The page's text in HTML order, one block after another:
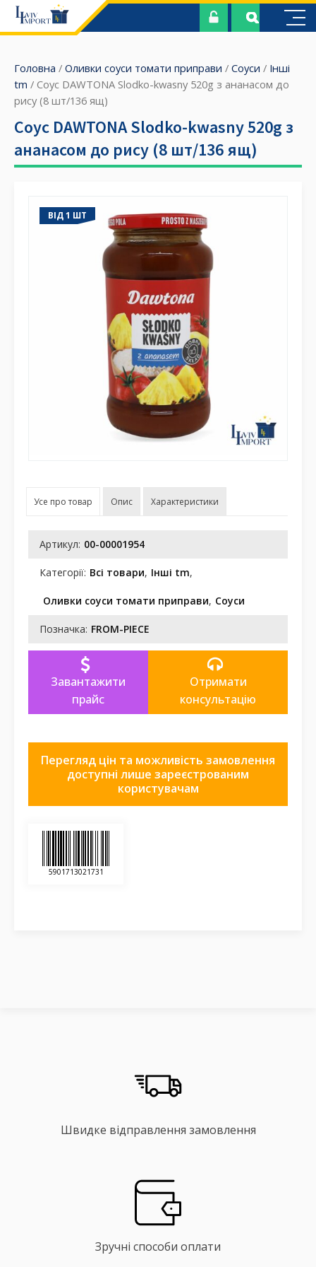
Головна / Оливки соуси томати приправи / Соуси / Інші
tm / Соус DAWTONA Slodko-kwasny 520g з ананасом до
рису (8 шт/136 ящ)
Соус DAWTONA Slodko-kwasny 520g з
ананасом до рису (8 шт/136 ящ)
ВІД 1 ШТ
Усе про товар Опис Характеристики
Артикул: 00-00001954
Категорії: Всі товари, Інші tm,
Оливки соуси томати приправи, Соуси
Позначка: FROM-PIECE
Завантажити
прайс
Отримати
консультацію
Перегляд цін та можливість замовлення
доступні лише зареєстрованим
користувачам
5901713021731
Швидке відправлення замовлення
Зручні способи оплати